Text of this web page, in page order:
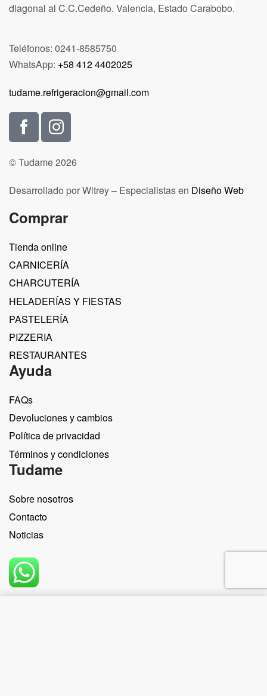
diagonal al C.C.Cedeño. Valencia, Estado Carabobo.
Teléfonos: 0241-8585750
WhatsApp: +58 412 4402025
tudame.refrigeracion@gmail.com
© Tudame 2026
Desarrollado por Witrey – Especialistas en Diseño Web
Comprar
Tienda online
CARNICERÍA
CHARCUTERÍA
HELADERÍAS Y FIESTAS
PASTELERÍA
PIZZERIA
RESTAURANTES
Ayuda
FAQs
Devoluciones y cambios
Política de privacidad
Términos y condiciones
Tudame
Sobre nosotros
Contacto
Noticias